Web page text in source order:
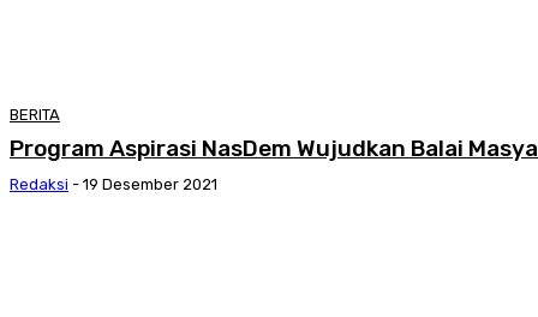
BERITA
Program Aspirasi NasDem Wujudkan Balai
Redaksi - 19 Desember 2021